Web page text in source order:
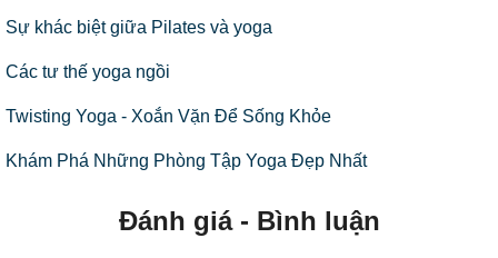
Sự khác biệt giữa Pilates và yoga
Các tư thế yoga ngồi
Twisting Yoga - Xoắn Vặn Để Sống Khỏe
Khám Phá Những Phòng Tập Yoga Đẹp Nhất
Đánh giá - Bình luận